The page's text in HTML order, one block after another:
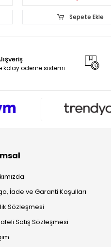
Sepete Ekle
kolay ödeme sistemi
İade ve Garanti Koşulları
Sözleşmesi
Satış Sözleşmesi